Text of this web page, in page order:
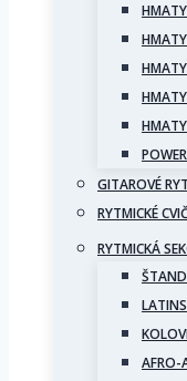
GITAROVÉ
RYTMICKÉ
RYTMICKÁ
AFRO-